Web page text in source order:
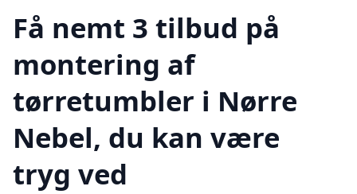
Få nemt 3 tilbud på
montering af
tørretumbler i Nørre
Nebel, du kan være
tryg ved